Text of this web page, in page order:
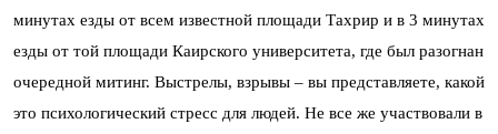
минутах езды от всем известной площади Тахрир и в 3 минутах
езды от той площади Каирского университета, где был разогнан
очередной митинг. Выстрелы, взрывы – вы представляете, какой
это психологический стресс для людей. Не все же участвовали в